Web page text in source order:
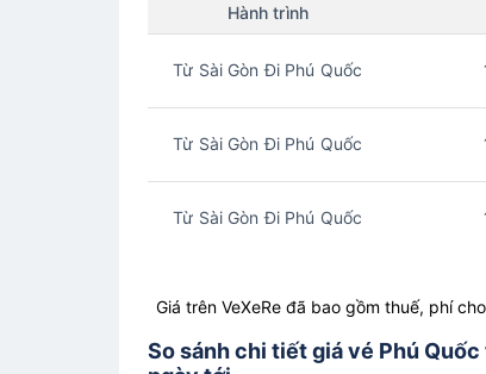
Hành trình
Từ Sài Gòn Đi Phú Quốc
Từ Sài Gòn Đi Phú Quốc
Từ Sài Gòn Đi Phú Quốc
Giá trên VeXeRe đã bao gồm thuế, phí
So sánh chi tiết giá vé Phú